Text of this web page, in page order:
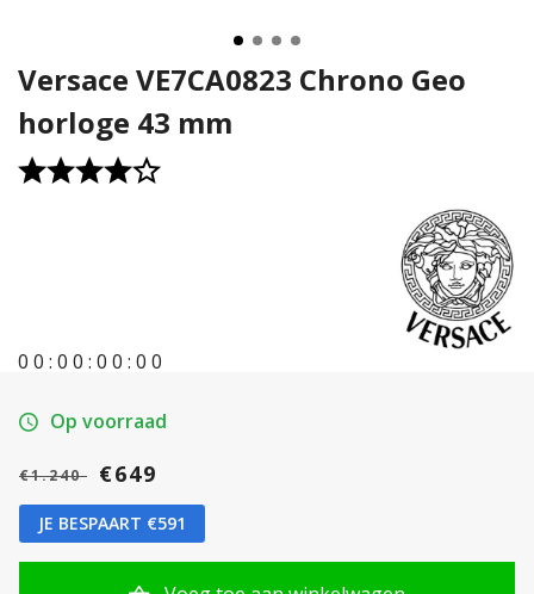
Versace VE7CA0823 Chrono Geo
horloge 43 mm
0 0 : 0 0 : 0 0 : 0 0
Op voorraad
€1.240 €649
JE BESPAART €591